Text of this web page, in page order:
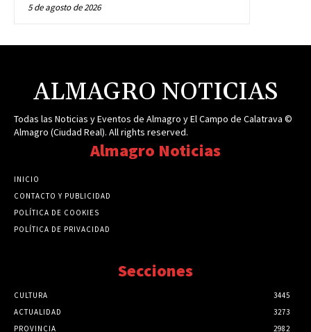
5 de agosto de 2026
ALMAGRO NOTICIAS
Todas las Noticias y Eventos de Almagro y El Campo de Calatrava ©
Almagro (Ciudad Real). All rights reserved.
Almagro Noticias
INICIO
CONTACTO Y PUBLICIDAD
POLÍTICA DE COOKIES
POLÍTICA DE PRIVACIDAD
Secciones
CULTURA
3445
ACTUALIDAD
3273
PROVINCIA
2982